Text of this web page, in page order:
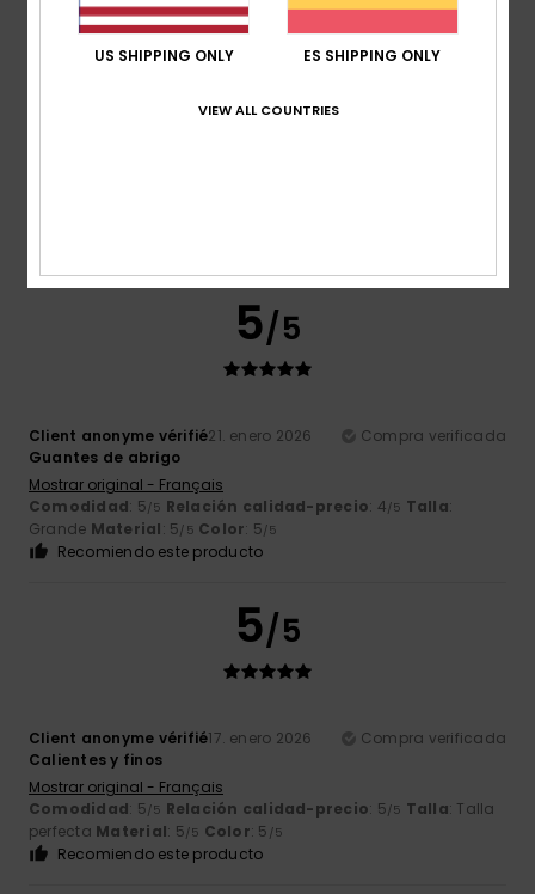
5/5
Client anonyme vérifié21. enero 2026
Compra verificada
Guantes de abrigo
Mostrar original - Français
Comodidad: 5/5 Relación calidad-precio: 4/5 Talla:
Grande Material: 5/5 Color: 5/5
Recomiendo este producto
5/5
Client anonyme vérifié17. enero 2026
Compra verificada
Calientes y finos
Mostrar original - Français
Comodidad: 5/5 Relación calidad-precio: 5/5 Talla: Talla
perfecta Material: 5/5 Color: 5 /5
Recomiendo este producto
US SHIPPING ONLY ES SHIPPING ONLY
VIEW ALL COUNTRIES